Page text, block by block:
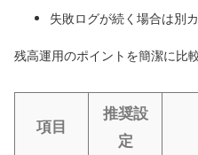
失敗ログが続く場合は別
残高運用のポイントを簡潔に比
項目
推奨設
定